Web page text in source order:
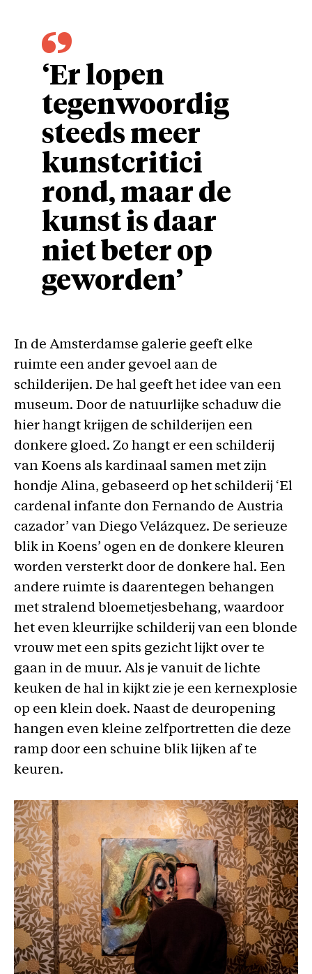
‘Er lopen
tegenwoordig
steeds meer
kunstcritici
rond, maar de
kunst is daar
niet beter op
geworden’
In de Amsterdamse galerie geeft elke
ruimte een ander gevoel aan de
schilderijen. De hal geeft het idee van een
museum. Door de natuurlijke schaduw die
hier hangt krijgen de schilderijen een
donkere gloed. Zo hangt er een schilderij
van Koens als kardinaal samen met zijn
hondje Alina, gebaseerd op het schilderij ‘El
cardenal infante don Fernando de Austria
cazador’ van Diego Velázquez. De serieuze
blik in Koens’ ogen en de donkere kleuren
worden versterkt door de donkere hal. Een
andere ruimte is daarentegen behangen
met stralend bloemetjesbehang, waardoor
het even kleurrijke schilderij van een blonde
vrouw met een spits gezicht lijkt over te
gaan in de muur. Als je vanuit de lichte
keuken de hal in kijkt zie je een kernexplosie
op een klein doek. Naast de deuropening
hangen even kleine zelfportretten die deze
ramp door een schuine blik lijken af te
keuren.